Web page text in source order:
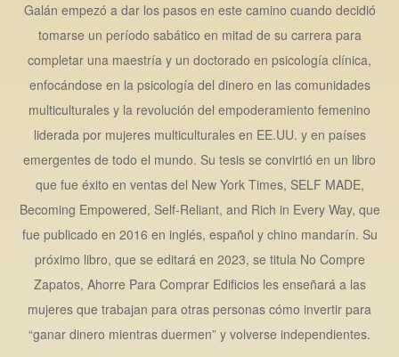
Galán empezó a dar los pasos en este camino cuando decidió
tomarse un período sabático en mitad de su carrera para
completar una maestría y un doctorado en psicología clínica,
enfocándose en la psicología del dinero en las comunidades
multiculturales y la revolución del empoderamiento femenino
liderada por mujeres multiculturales en EE.UU. y en países
emergentes de todo el mundo. Su tesis se convirtió en un libro
que fue éxito en ventas del New York Times, SELF MADE,
Becoming Empowered, Self-Reliant, and Rich in Every Way, que
fue publicado en 2016 en inglés, español y chino mandarín. Su
próximo libro, que se editará en 2023, se titula No Compre
Zapatos, Ahorre Para Comprar Edificios les enseñará a las
mujeres que trabajan para otras personas cómo invertir para
“ganar dinero mientras duermen” y volverse independientes.